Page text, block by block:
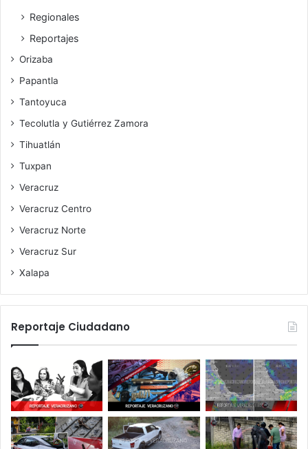
Regionales
Reportajes
Orizaba
Papantla
Tantoyuca
Tecolutla y Gutiérrez Zamora
Tihuatlán
Tuxpan
Veracruz
Veracruz Centro
Veracruz Norte
Veracruz Sur
Xalapa
Reportaje Ciudadano